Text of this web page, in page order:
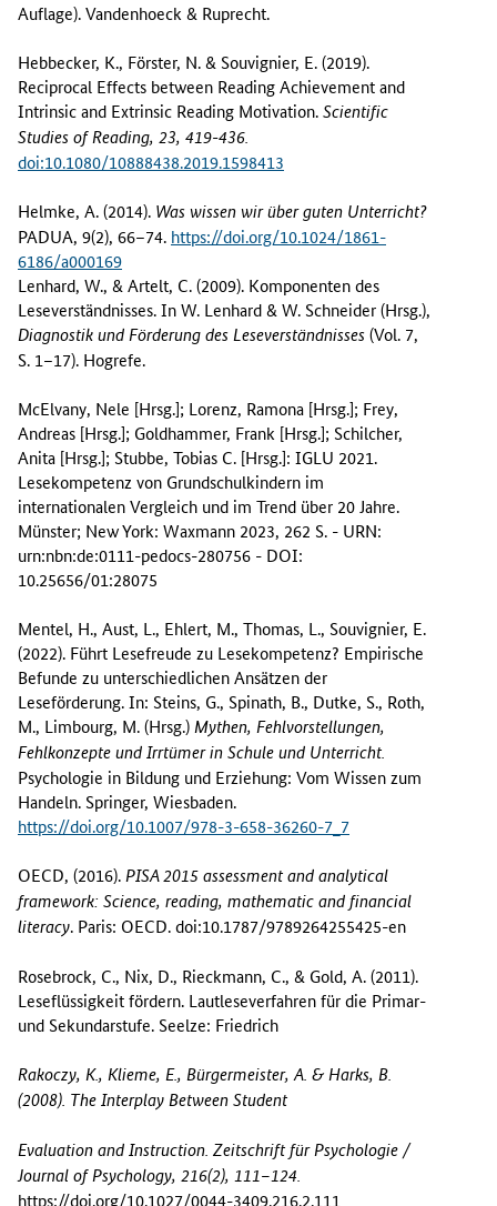
Auflage). Vandenhoeck & Ruprecht.
Hebbecker, K., Förster, N. & Souvignier, E. (2019).
Reciprocal Effects between Reading Achievement and
Intrinsic and Extrinsic Reading Motivation. Scientific
Studies of Reading, 23, 419-436.
doi:10.1080/10888438.2019.1598413
Helmke, A. (2014). Was wissen wir über guten Unterricht?
PADUA, 9(2), 66–74. https://doi.org/10.1024/1861-
6186/a000169
Lenhard, W., & Artelt, C. (2009). Komponenten des
Leseverständnisses. In W. Lenhard & W. Schneider (Hrsg.),
Diagnostik und Förderung des Leseverständnisses (Vol. 7,
S. 1–17). Hogrefe.
McElvany, Nele [Hrsg.]; Lorenz, Ramona [Hrsg.]; Frey,
Andreas [Hrsg.]; Goldhammer, Frank [Hrsg.]; Schilcher,
Anita [Hrsg.]; Stubbe, Tobias C. [Hrsg.]: IGLU 2021.
Lesekompetenz von Grundschulkindern im
internationalen Vergleich und im Trend über 20 Jahre.
Münster; New York: Waxmann 2023, 262 S. - URN:
urn:nbn:de:0111-pedocs-280756 - DOI:
10.25656/01:28075
Mentel, H., Aust, L., Ehlert, M., Thomas, L., Souvignier, E.
(2022). Führt Lesefreude zu Lesekompetenz? Empirische
Befunde zu unterschiedlichen Ansätzen der
Leseförderung. In: Steins, G., Spinath, B., Dutke, S., Roth,
M., Limbourg, M. (Hrsg.) Mythen, Fehlvorstellungen,
Fehlkonzepte und Irrtümer in Schule und Unterricht.
Psychologie in Bildung und Erziehung: Vom Wissen zum
Handeln. Springer, Wiesbaden.
https://doi.org/10.1007/978-3-658-36260-7_7
OECD, (2016). PISA 2015 assessment and analytical
framework: Science, reading, mathematic and financial
literacy. Paris: OECD. doi:10.1787/9789264255425-en
Rosebrock, C., Nix, D., Rieckmann, C., & Gold, A. (2011).
Leseflüssigkeit fördern. Lautleseverfahren für die Primar-
und Sekundarstufe. Seelze: Friedrich
Rakoczy, K., Klieme, E., Bürgermeister, A. & Harks, B.
(2008). The Interplay Between Student
Evaluation and Instruction. Zeitschrift für Psychologie /
Journal of Psychology, 216(2), 111–124.
https://doi.org/10.1027/0044-3409.216.2.111